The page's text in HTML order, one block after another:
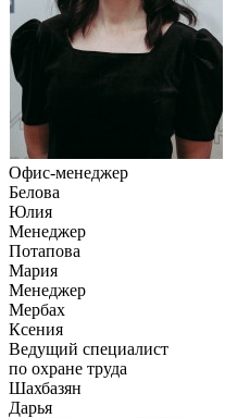
Офис-менеджер
Белова
Юлия
Менеджер
Потапова
Мария
Менеджер
Мербах
Ксения
Ведущий специалист
по охране труда
Шахбазян
Дарья